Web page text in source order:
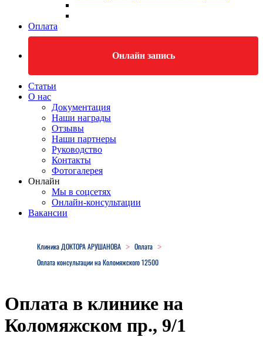
Оплата
Онлайн запись
Статьи
О нас
Документация
Наши награды
Отзывы
Наши партнеры
Руководство
Контакты
Фотогалерея
Онлайн
Мы в соцсетях
Онлайн-консультации
Вакансии
Клиника ДОКТОРА АРУШАНОВА > Оплата >
Оплата консультации на Коломяжского 12500
Оплата в клинике на
Коломяжском пр., 9/1